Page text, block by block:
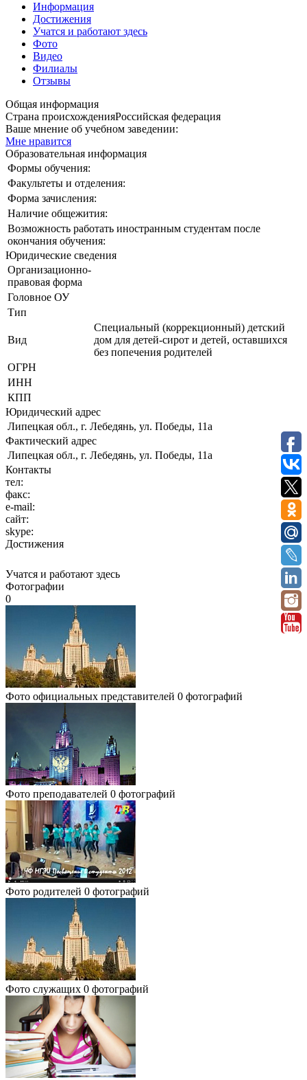
Информация
Достижения
Учатся и работают здесь
Фото
Видео
Филиалы
Отзывы
Общая информация
Страна происхожденияРоссийская федерация
Ваше мнение об учебном заведении:
Мне нравится
Образовательная информация
Формы обучения:
Факультеты и отделения:
Форма зачисления:
Наличие общежития:
Возможность работать иностранным студентам после
окончания обучения:
Юридические сведения
Организационно-
правовая форма
Головное ОУ
Тип
Вид
Специальный (коррекционный) детский
дом для детей-сирот и детей, оставшихся
без попечения родителей
ОГРН
ИНН
КПП
Юридический адрес
Липецкая обл., г. Лебедянь, ул. Победы, 11а
Фактический адрес
Липецкая обл., г. Лебедянь, ул. Победы, 11а
Контакты
тел:
факс:
e-mail:
сайт:
skype:
Достижения
Учатся и работают здесь
Фотографии
0
Фото официальных представителей 0 фотографий
Фото преподавателей 0 фотографий
Фото родителей 0 фотографий
Фото служащих 0 фотографий